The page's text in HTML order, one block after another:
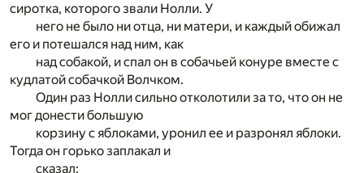
сиротка, которого звали Нолли. У
него не было ни отца, ни матери, и каждый обижал
его и потешался над ним, как
над собакой, и спал он в собачьей конуре вместе с
кудлатой собачкой Волчком.
Один раз Нолли сильно отколотили за то, что он не
мог донести большую
корзину с яблоками, уронил ее и разронял яблоки.
Тогда он горько заплакал и
сказал: